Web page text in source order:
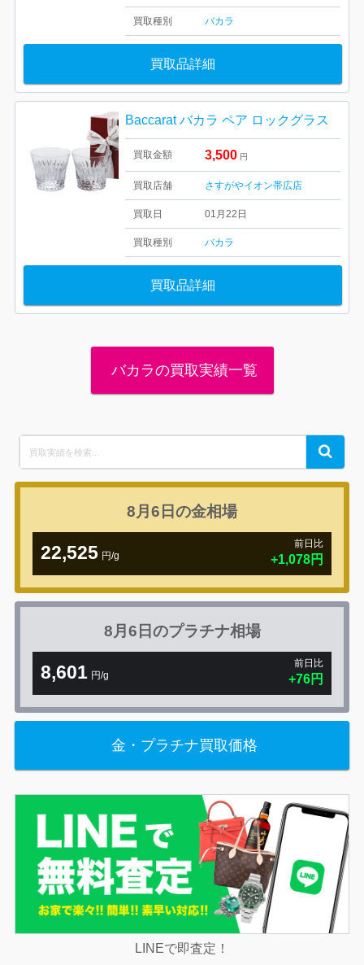
買取種別 バカラ
買取品詳細
Baccarat バカラ ペア ロックグラス
買取金額 3,500 円
買取店舗 さすがやイオン帯広店
買取日 01月22日
買取種別 バカラ
買取品詳細
バカラの買取実績一覧
for:
Search
8月6日の金相場
22,525 円/g
前日比
+1,078円
8月6日のプラチナ相場
8,601 円/g
前日比
+76円
金・プラチナ買取価格
LINEで即査定！